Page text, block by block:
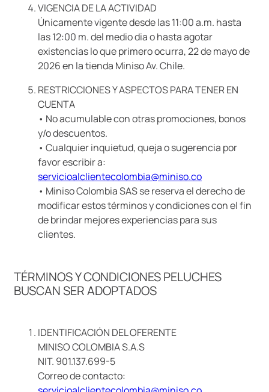
VIGENCIA DE LA ACTIVIDAD
Únicamente vigente desde las 11:00 a.m. hasta
las 12:00 m. del medio dia o hasta agotar
existencias lo que primero ocurra, 22 de mayo de
2026 en la tienda Miniso Av. Chile.
RESTRICCIONES Y ASPECTOS PARA TENER EN
CUENTA
• No acumulable con otras promociones, bonos
y/o descuentos.
• Cualquier inquietud, queja o sugerencia por
favor escribir a:
servicioalclientecolombia@miniso.co
• Miniso Colombia SAS se reserva el derecho de
modificar estos términos y condiciones con el fin
de brindar mejores experiencias para sus
clientes.
TÉRMINOS Y CONDICIONES PELUCHES
BUSCAN SER ADOPTADOS
IDENTIFICACIÓN DEL OFERENTE
MINISO COLOMBIA S.A.S
NIT. 901.137.699-5
Correo de contacto: